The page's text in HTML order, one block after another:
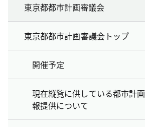
東京都都市計画審議会
東京都都市計画審議会トップ
開催予定
現在縦覧に供している都市計
報提供について